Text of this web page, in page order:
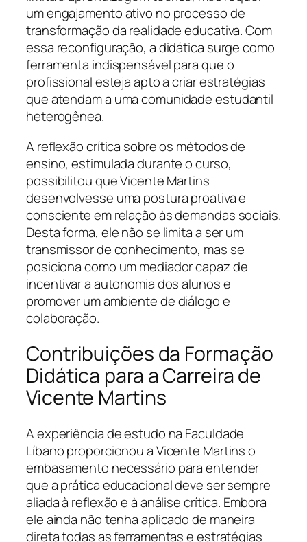
um engajamento ativo no processo de
transformação da realidade educativa. Com
essa reconfiguração, a didática surge como
ferramenta indispensável para que o
profissional esteja apto a criar estratégias
que atendam a uma comunidade estudantil
heterogênea.
A reflexão crítica sobre os métodos de
ensino, estimulada durante o curso,
possibilitou que Vicente Martins
desenvolvesse uma postura proativa e
consciente em relação às demandas sociais.
Desta forma, ele não se limita a ser um
transmissor de conhecimento, mas se
posiciona como um mediador capaz de
incentivar a autonomia dos alunos e
promover um ambiente de diálogo e
colaboração.
Contribuições da Formação
Didática para a Carreira de
Vicente Martins
A experiência de estudo na Faculdade
Líbano proporcionou a Vicente Martins o
embasamento necessário para entender
que a prática educacional deve ser sempre
aliada à reflexão e à análise crítica. Embora
ele ainda não tenha aplicado de maneira
direta todas as ferramentas e estratégias